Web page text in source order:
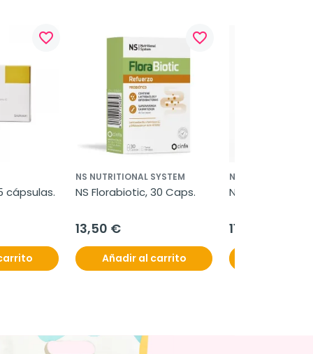
favorite_border
cápsulas.
favorite_border
NS NUTRITIONAL SYSTEM
NS Florabiotic, 30 Caps.
13,50 €
Añadir al carrito
NS NUTRITIONAL
NS Florabiotic
11,40 €